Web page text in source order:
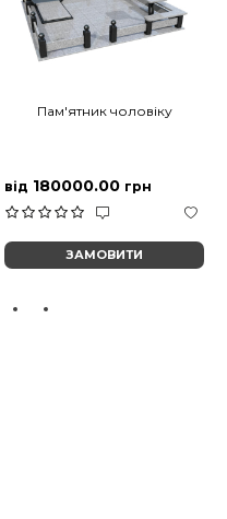
Пам'ятник чоловіку
від 180000.00 грн
ЗАМОВИТИ